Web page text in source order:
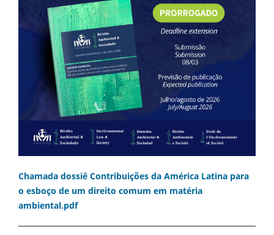
Chamada dossiê Contribuições da América Latina para
o esboço de um direito comum em matéria
ambiental.pdf